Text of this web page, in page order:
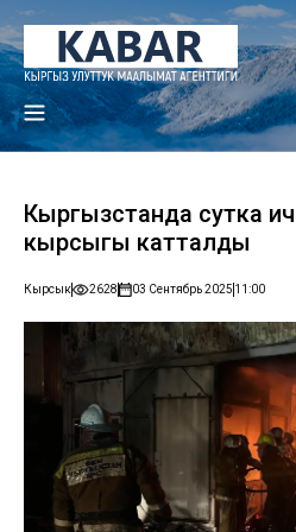
Кыргызстанда сутка
кырсыгы катталды
Кырсык 2628 03 Сентябрь 2025 11:00